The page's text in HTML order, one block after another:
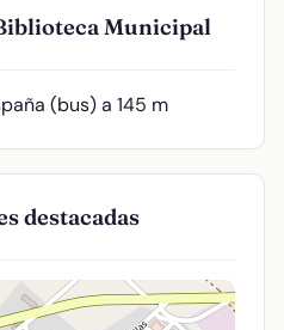
Municipal
(bus) a 145 m
destacadas